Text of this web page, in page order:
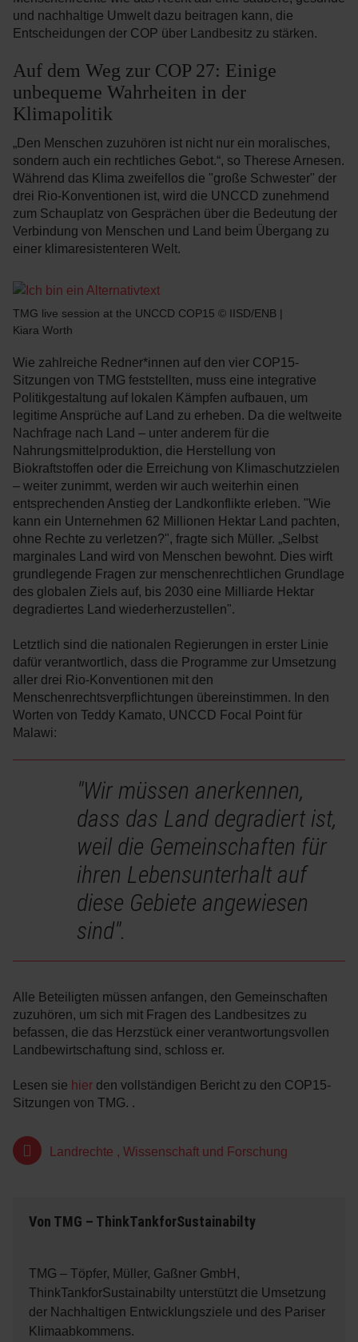
Von TMG – ThinkTankforSustainabilty
TMG – Töpfer, Müller, Gaßner GmbH,
ThinkTankforSustainabilty unterstützt die Umsetzung
der Nachhaltigen Entwicklungsziele und des Pariser
Klimaabkommens.
und nachhaltige Umwelt dazu beitragen kann, die
Entscheidungen der COP über Landbesitz zu stärken.
Auf dem Weg zur COP 27: Einige
unbequeme Wahrheiten in der
Klimapolitik
„Den Menschen zuzuhören ist nicht nur ein moralisches,
sondern auch ein rechtliches Gebot.“, so Therese Arnesen.
Während das Klima zweifellos die "große Schwester" der
drei Rio-Konventionen ist, wird die UNCCD zunehmend
zum Schauplatz von Gesprächen über die Bedeutung der
Verbindung von Menschen und Land beim Übergang zu
einer klimaresistenteren Welt.
TMG live session at the UNCCD COP15 © IISD/ENB |
Kiara Worth
Wie zahlreiche Redner*innen auf den vier COP15-
Sitzungen von TMG feststellten, muss eine integrative
Politikgestaltung auf lokalen Kämpfen aufbauen, um
legitime Ansprüche auf Land zu erheben. Da die weltweite
Nachfrage nach Land – unter anderem für die
Nahrungsmittelproduktion, die Herstellung von
Biokraftstoffen oder die Erreichung von Klimaschutzzielen
– weiter zunimmt, werden wir auch weiterhin einen
entsprechenden Anstieg der Landkonflikte erleben. "Wie
kann ein Unternehmen 62 Millionen Hektar Land pachten,
ohne Rechte zu verletzen?", fragte sich Müller. „Selbst
marginales Land wird von Menschen bewohnt. Dies wirft
grundlegende Fragen zur menschenrechtlichen Grundlage
des globalen Ziels auf, bis 2030 eine Milliarde Hektar
degradiertes Land wiederherzustellen".
Letztlich sind die nationalen Regierungen in erster Linie
dafür verantwortlich, dass die Programme zur Umsetzung
aller drei Rio-Konventionen mit den
Menschenrechtsverpflichtungen übereinstimmen. In den
Worten von Teddy Kamato, UNCCD Focal Point für
Malawi:
"Wir müssen anerkennen,
dass das Land degradiert ist,
weil die Gemeinschaften für
ihren Lebensunterhalt auf
diese Gebiete angewiesen
sind".
Alle Beteiligten müssen anfangen, den Gemeinschaften
zuzuhören, um sich mit Fragen des Landbesitzes zu
befassen, die das Herzstück einer verantwortungsvollen
Landbewirtschaftung sind, schloss er.
Lesen sie hier den vollständigen Bericht zu den COP15-
Sitzungen von TMG. .
Landrechte , Wissenschaft und Forschung